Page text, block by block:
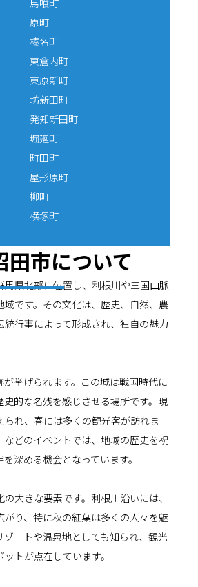
馬喰町
原町
榛名町
東倉内町
東原新町
坊新田町
発知新田町
堀廻町
町田町
屋形原町
柳町
横塚町
田市について
県北部に位置し、利根川や三国山脈
です。その文化は、歴史、自然、農
行事によって形成され、独自の魅力
挙げられます。この城は戦国時代に
的な名残を感じさせる場所です。現
れ、春には多くの観光客が訪れま
どのイベントでは、地域の歴史を祝
深める機会となっています。
大きな要素です。利根川沿いには、
り、特に秋の紅葉は多くの人々を魅
ートや温泉地としても知られ、観光
トが点在しています。